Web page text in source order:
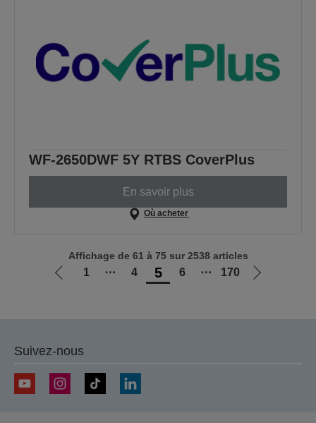
WF-2650DWF 5Y RTBS CoverPlus
En savoir plus
Où acheter
Aller
1 ⋯ 4 5 6 ⋯ 170
Aller
Affichage de 61 à 75 sur 2538 articles
Suivez-nous